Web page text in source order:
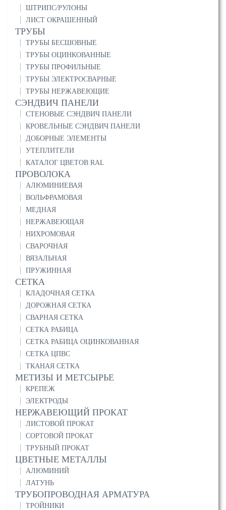
ШТРИПС/РУЛОНЫ
ЛИСТ ОКРАШЕННЫЙ
ТРУБЫ
ТРУБЫ БЕСШОВНЫЕ
ТРУБЫ ОЦИНКОВАННЫЕ
ТРУБЫ ПРОФИЛЬНЫЕ
ТРУБЫ ЭЛЕКТРОСВАРНЫЕ
ТРУБЫ НЕРЖАВЕЮЩИЕ
СЭНДВИЧ ПАНЕЛИ
СТЕНОВЫЕ СЭНДВИЧ ПАНЕЛИ
КРОВЕЛЬНЫЕ СЭНДВИЧ ПАНЕЛИ
ДОБОРНЫЕ ЭЛЕМЕНТЫ
УТЕПЛИТЕЛИ
КАТАЛОГ ЦВЕТОВ RAL
ПРОВОЛОКА
АЛЮМИНИЕВАЯ
ВОЛЬФРАМОВАЯ
МЕДНАЯ
НЕРЖАВЕЮЩАЯ
НИХРОМОВАЯ
СВАРОЧНАЯ
ВЯЗАЛЬНАЯ
ПРУЖИННАЯ
СЕТКА
КЛАДОЧНАЯ СЕТКА
ДОРОЖНАЯ СЕТКА
СВАРНАЯ СЕТКА
СЕТКА РАБИЦА
СЕТКА РАБИЦА ОЦИНКОВАННАЯ
СЕТКА ЦПВС
ТКАНАЯ СЕТКА
МЕТИЗЫ И МЕТСЫРЬЕ
КРЕПЕЖ
ЭЛЕКТРОДЫ
НЕРЖАВЕЮЩИЙ ПРОКАТ
ЛИСТОВОЙ ПРОКАТ
СОРТОВОЙ ПРОКАТ
ТРУБНЫЙ ПРОКАТ
ЦВЕТНЫЕ МЕТАЛЛЫ
АЛЮМИНИЙ
ЛАТУНЬ
ТРУБОПРОВОДНАЯ АРМАТУРА
ТРОЙНИКИ